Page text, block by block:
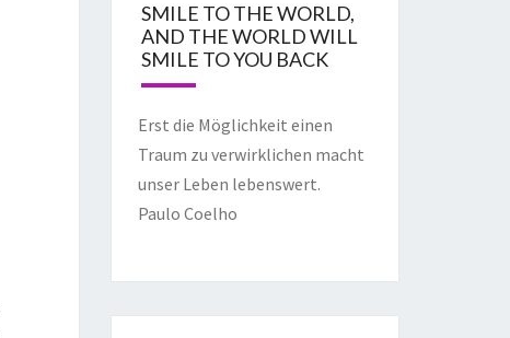
SMILE TO THE WORLD,
AND THE WORLD WILL
SMILE TO YOU BACK
Erst die Möglichkeit einen
Traum zu verwirklichen macht
unser Leben lebenswert.
Paulo Coelho